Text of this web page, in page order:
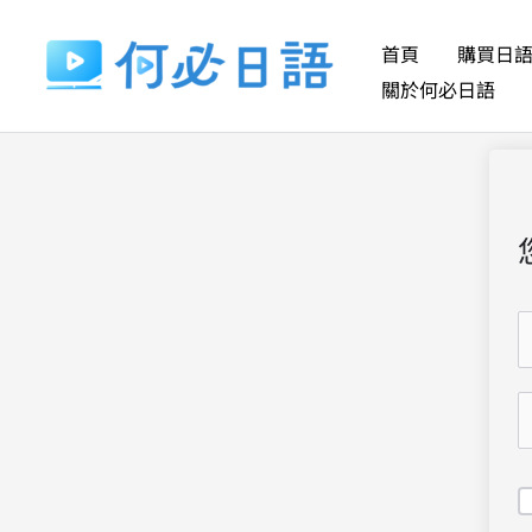
要
首頁 購買日
關於何必日語